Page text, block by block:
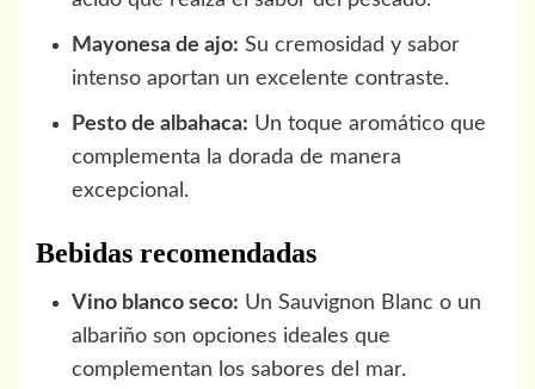
Mayonesa de ajo: Su cremosidad y sabor
intenso aportan un excelente contraste.
Pesto de albahaca: Un toque aromático que
complementa la dorada de manera
excepcional.
Bebidas recomendadas
Vino blanco seco: Un Sauvignon Blanc o un
albariño son opciones ideales que
complementan los sabores del mar.